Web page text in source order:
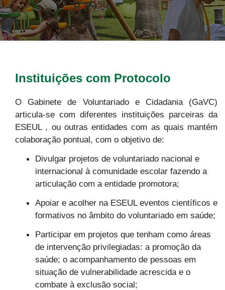
Instituições com Protocolo
O Gabinete de Voluntariado e Cidadania (GaVC)
articula-se com diferentes instituições parceiras da
ESEUL , ou outras entidades com as quais mantém
colaboração pontual, com o objetivo de:
Divulgar projetos de voluntariado nacional e
internacional à comunidade escolar fazendo a
articulação com a entidade promotora;
Apoiar e acolher na ESEUL eventos científicos e
formativos no âmbito do voluntariado em saúde;
Participar em projetos que tenham como áreas
de intervenção privilegiadas: a promoção da
saúde; o acompanhamento de pessoas em
situação de vulnerabilidade acrescida e o
combate à exclusão social;